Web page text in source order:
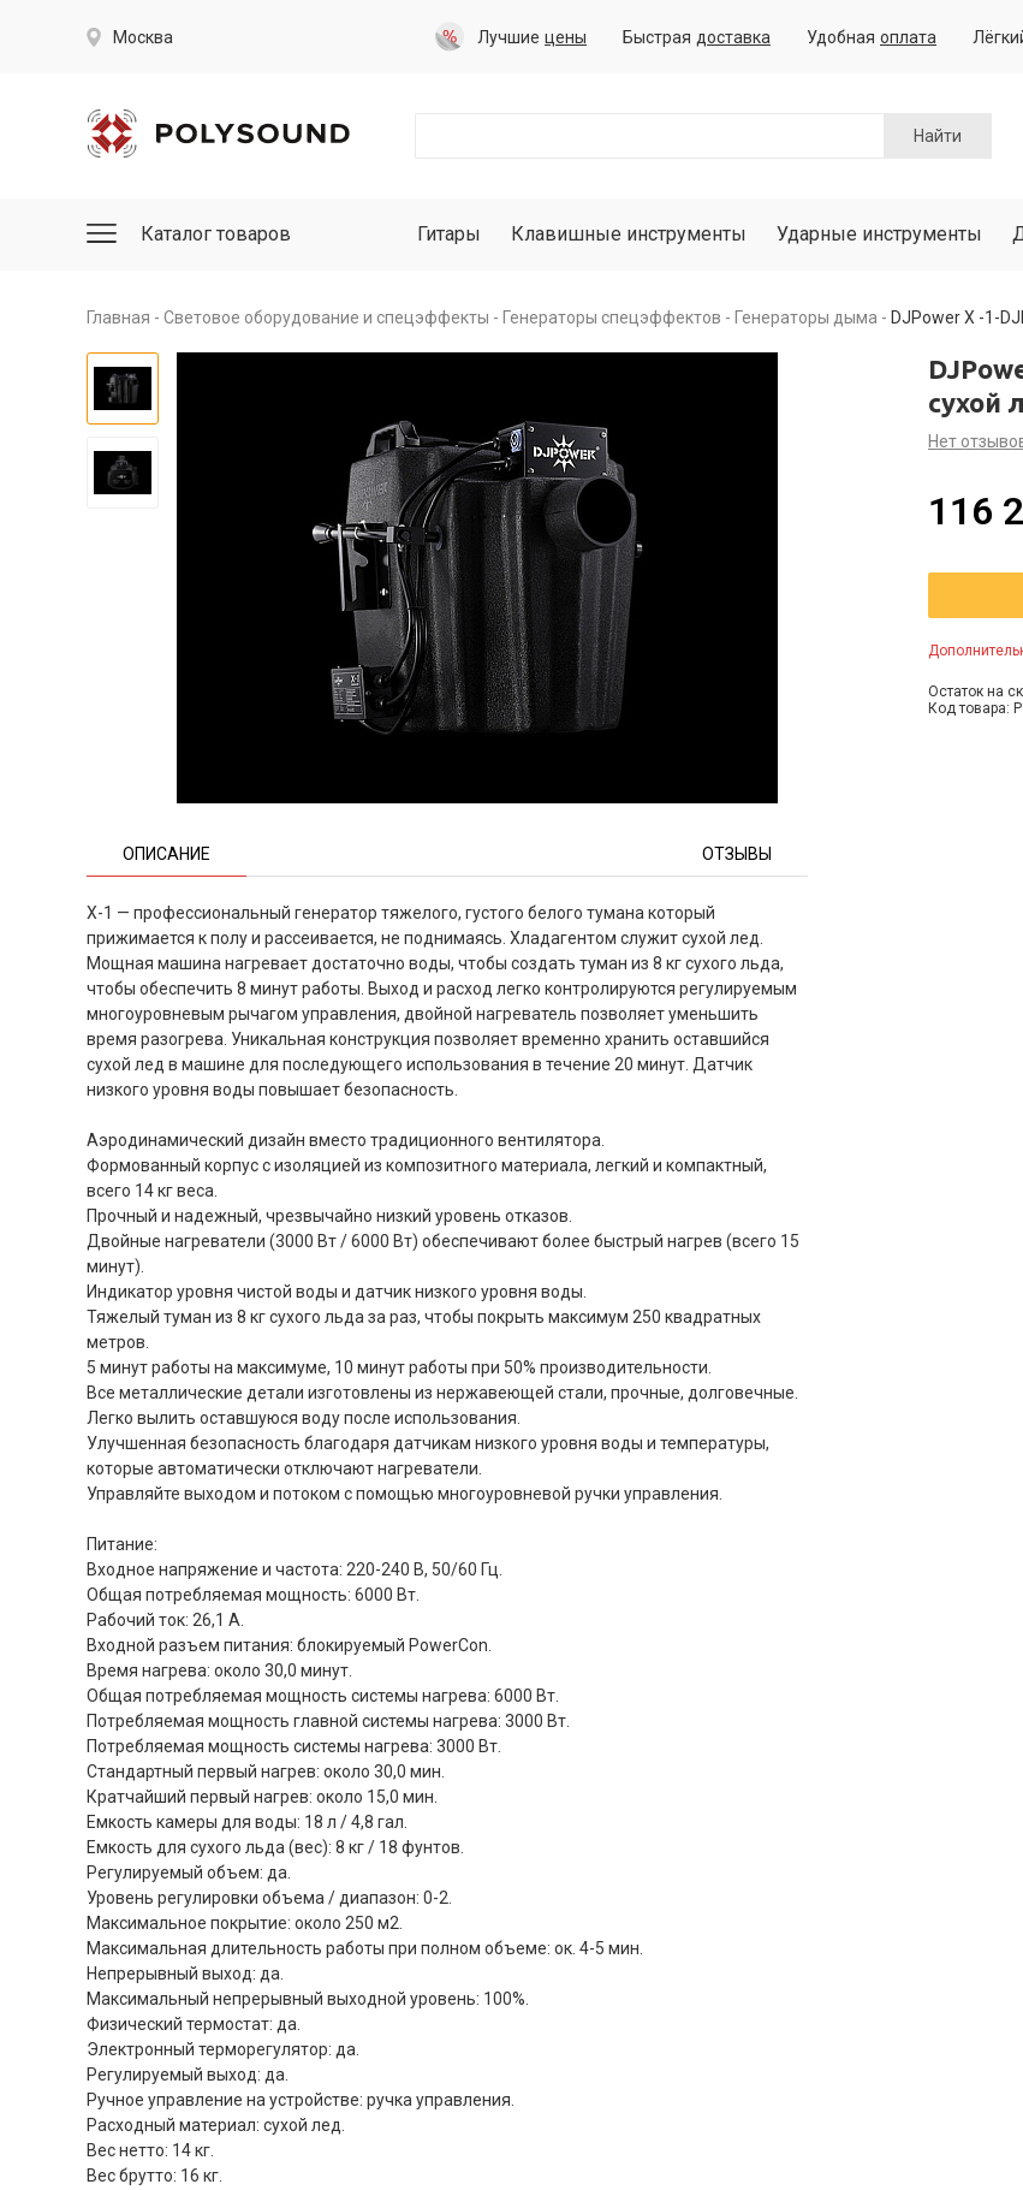
Москва Лучшие цены Быстрая доставка Удобная оплата
Найти
Каталог товаров Гитары Клавишные инструменты Ударные инструменты
Главная Световое оборудование и спецэффекты Генераторы спецэффектов Генераторы дыма DJPower X -1-
ОПИСАНИЕ ОТЗЫВЫ
X-1 — профессиональный генератор тяжелого, густого белого тумана который
прижимается к полу и рассеивается, не поднимаясь. Хладагентом служит сухой лед.
Мощная машина нагревает достаточно воды, чтобы создать туман из 8 кг сухого льда,
чтобы обеспечить 8 минут работы. Выход и расход легко контролируются регулируемым
многоуровневым рычагом управления, двойной нагреватель позволяет уменьшить
время разогрева. Уникальная конструкция позволяет временно хранить оставшийся
сухой лед в машине для последующего использования в течение 20 минут. Датчик
низкого уровня воды повышает безопасность.
Аэродинамический дизайн вместо традиционного вентилятора.
Формованный корпус с изоляцией из композитного материала, легкий и компактный,
всего 14 кг веса.
Прочный и надежный, чрезвычайно низкий уровень отказов.
Двойные нагреватели (3000 Вт / 6000 Вт) обеспечивают более быстрый нагрев (всего 15
минут).
Индикатор уровня чистой воды и датчик низкого уровня воды.
Тяжелый туман из 8 кг сухого льда за раз, чтобы покрыть максимум 250 квадратных
метров.
5 минут работы на максимуме, 10 минут работы при 50% производительности.
Все металлические детали изготовлены из нержавеющей стали, прочные, долговечные.
Легко вылить оставшуюся воду после использования.
Улучшенная безопасность благодаря датчикам низкого уровня воды и температуры,
которые автоматически отключают нагреватели.
Управляйте выходом и потоком с помощью многоуровневой ручки управления.
Питание:
Входное напряжение и частота: 220-240 В, 50/60 Гц.
Общая потребляемая мощность: 6000 Вт.
Рабочий ток: 26,1 А.
Входной разъем питания: блокируемый PowerCon.
Время нагрева: около 30,0 минут.
Общая потребляемая мощность системы нагрева: 6000 Вт.
Потребляемая мощность главной системы нагрева: 3000 Вт.
Потребляемая мощность системы нагрева: 3000 Вт.
Стандартный первый нагрев: около 30,0 мин.
Кратчайший первый нагрев: около 15,0 мин.
Емкость камеры для воды: 18 л / 4,8 гал.
Емкость для сухого льда (вес): 8 кг / 18 фунтов.
Регулируемый объем: да.
Уровень регулировки объема / диапазон: 0-2.
Максимальное покрытие: около 250 м2.
Максимальная длительность работы при полном объеме: ок. 4-5 мин.
Непрерывный выход: да.
Максимальный непрерывный выходной уровень: 100%.
Физический термостат: да.
Электронный терморегулятор: да.
Регулируемый выход: да.
Ручное управление на устройстве: ручка управления.
Расходный материал: сухой лед.
Вес нетто: 14 кг.
Вес брутто: 16 кг.
сухой
Нет
116
Остаток на
Код товара: